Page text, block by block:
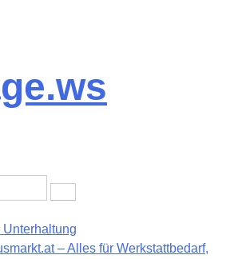
Unterhaltung
– Alles für Werkstattbedarf,